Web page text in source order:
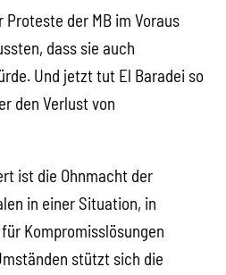
der MB im Voraus
dass sie auch
Und jetzt tut El Baradei so
den Verlust von
ist die Ohnmacht der
in einer Situation, in
Kompromisslösungen
stützt sich die